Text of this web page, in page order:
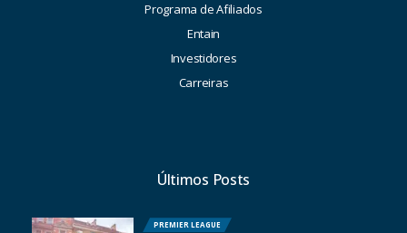
Programa de Afiliados
Entain
Investidores
Carreiras
Últimos Posts
PREMIER LEAGUE